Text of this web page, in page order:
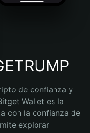
de confianza y
Wallet es la
con la confianza de
explorar